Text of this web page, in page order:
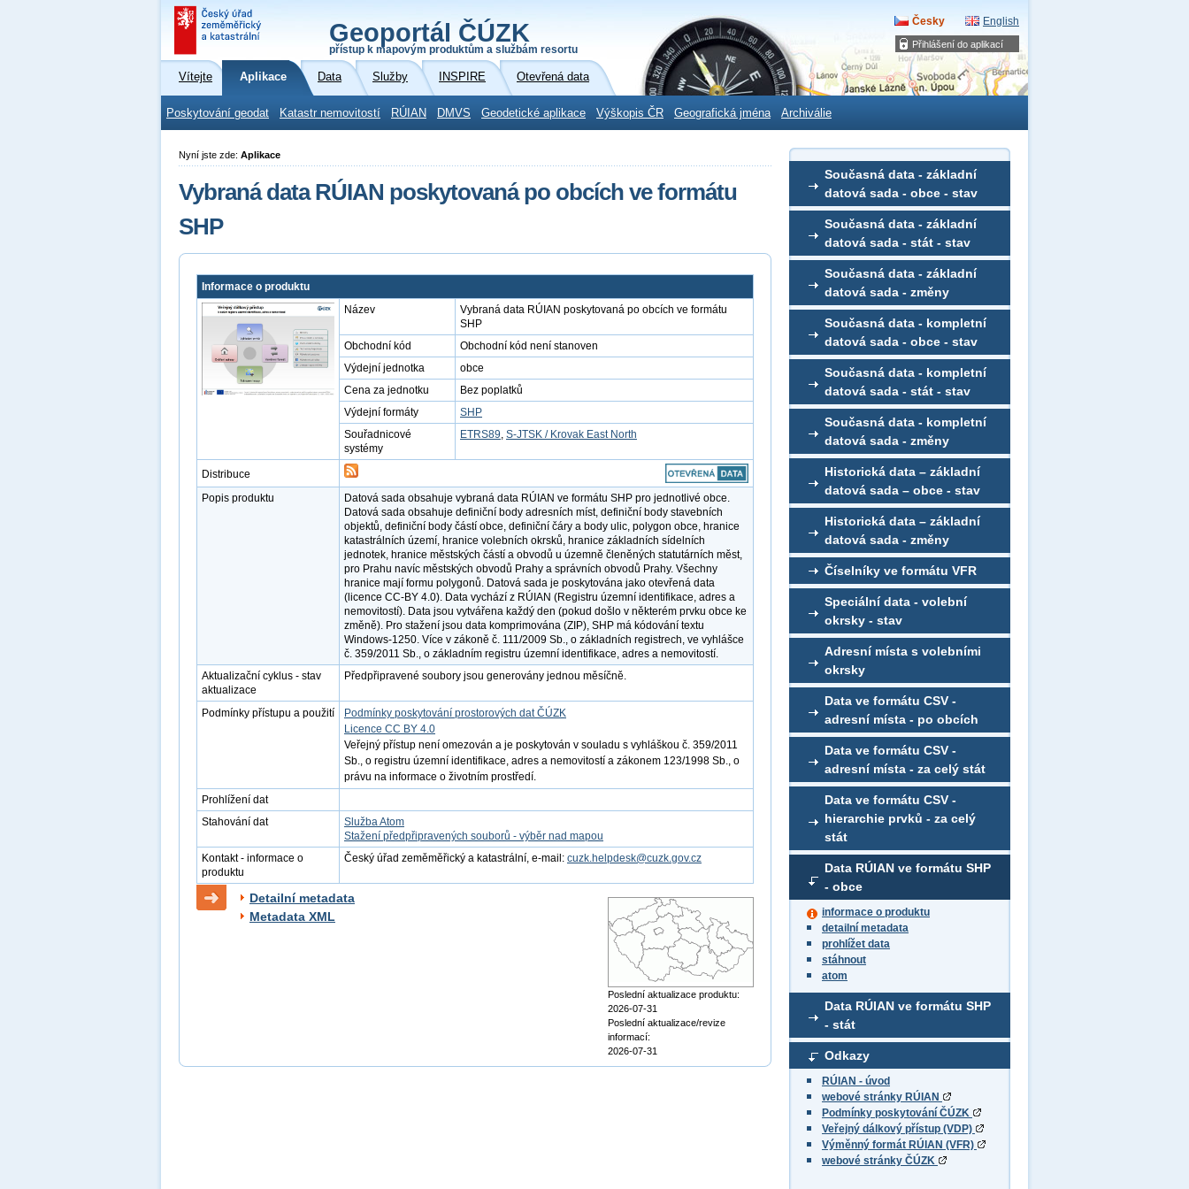
Přihlášení do aplikací
Geoportál ČÚZK
přístup k mapovým produktům a službám resortu
Česky English
Vítejte Aplikace Data Služby INSPIRE Otevřená data
Poskytování geodat Katastr nemovitostí RÚIAN DMVS Geodetické aplikace Výškopis ČR Geografická jména Archiválie
Současná data - základní
datová sada - obce - stav
Současná data - základní
datová sada - stát - stav
Současná data - základní
datová sada - změny
Současná data - kompletní
datová sada - obce - stav
Současná data - kompletní
datová sada - stát - stav
Současná data - kompletní
datová sada - změny
Historická data – základní
datová sada – obce - stav
Historická data – základní
datová sada - změny
Číselníky ve formátu VFR
Speciální data - volební
okrsky - stav
Adresní místa s volebními
okrsky
Data ve formátu CSV -
adresní místa - po obcích
Data ve formátu CSV -
adresní místa - za celý stát
Data ve formátu CSV -
hierarchie prvků - za celý
stát
Data RÚIAN ve formátu SHP
- obce
informace o produktu
detailní metadata
prohlížet data
stáhnout
atom
Data RÚIAN ve formátu SHP
- stát
Odkazy
RÚIAN - úvod
webové stránky RÚIAN
Podmínky poskytování ČÚZK
Veřejný dálkový přístup (VDP)
Výměnný formát RÚIAN (VFR)
webové stránky ČÚZK
Nyní jste zde: Aplikace
Vybraná data RÚIAN poskytovaná po obcích ve formátu
SHP
Informace o produktu
Název
Vybraná data RÚIAN poskytovaná po obcích ve formátu
SHP
Obchodní kód
Obchodní kód není stanoven
Výdejní jednotka
obce
Cena za jednotku
Bez poplatků
Výdejní formáty
SHP
Souřadnicové
systémy
ETRS89, S-JTSK / Krovak East North
Distribuce
Popis produktu
Datová sada obsahuje vybraná data RÚIAN ve formátu SHP pro jednotlivé obce.
Datová sada obsahuje definiční body adresních míst, definiční body stavebních
objektů, definiční body částí obce, definiční čáry a body ulic, polygon obce, hranice
katastrálních území, hranice volebních okrsků, hranice základních sídelních
jednotek, hranice městských částí a obvodů u územně členěných statutárních měst,
pro Prahu navíc městských obvodů Prahy a správních obvodů Prahy. Všechny
hranice mají formu polygonů. Datová sada je poskytována jako otevřená data
(licence CC-BY 4.0). Data vychází z RÚIAN (Registru územní identifikace, adres a
nemovitostí). Data jsou vytvářena každý den (pokud došlo v některém prvku obce ke
změně). Pro stažení jsou data komprimována (ZIP), SHP má kódování textu
Windows-1250. Více v zákoně č. 111/2009 Sb., o základních registrech, ve vyhlášce
č. 359/2011 Sb., o základním registru územní identifikace, adres a nemovitostí.
Aktualizační cyklus - stav
aktualizace
Předpřipravené soubory jsou generovány jednou měsíčně.
Podmínky přístupu a použití
Podmínky poskytování prostorových dat ČÚZK
Licence CC BY 4.0
Veřejný přístup není omezován a je poskytován v souladu s vyhláškou č. 359/2011
Sb., o registru územní identifikace, adres a nemovitostí a zákonem 123/1998 Sb., o
právu na informace o životním prostředí.
Prohlížení dat
Stahování dat
Služba Atom
Stažení předpřipravených souborů - výběr nad mapou
Kontakt - informace o
produktu
Český úřad zeměměřický a katastrální, e-mail: cuzk.helpdesk@cuzk.gov.cz
Detailní metadata
Metadata XML
Poslední aktualizace produktu:
2026-07-31
Poslední aktualizace/revize
informací:
2026-07-31